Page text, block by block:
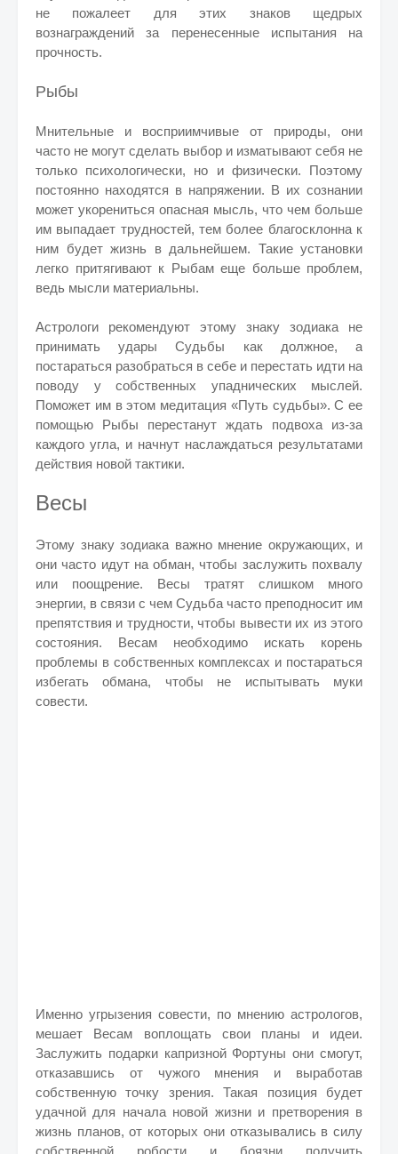
не пожалеет для этих знаков щедрых
вознаграждений за перенесенные испытания на
прочность.
Рыбы
Мнительные и восприимчивые от природы, они
часто не могут сделать выбор и изматывают себя не
только психологически, но и физически. Поэтому
постоянно находятся в напряжении. В их сознании
может укорениться опасная мысль, что чем больше
им выпадает трудностей, тем более благосклонна к
ним будет жизнь в дальнейшем. Такие установки
легко притягивают к Рыбам еще больше проблем,
ведь мысли материальны.
Астрологи рекомендуют этому знаку зодиака не
принимать удары Судьбы как должное, а
постараться разобраться в себе и перестать идти на
поводу у собственных упаднических мыслей.
Поможет им в этом медитация «Путь судьбы». С ее
помощью Рыбы перестанут ждать подвоха из-за
каждого угла, и начнут наслаждаться результатами
действия новой тактики.
Весы
Этому знаку зодиака важно мнение окружающих, и
они часто идут на обман, чтобы заслужить похвалу
или поощрение. Весы тратят слишком много
энергии, в связи с чем Судьба часто преподносит им
препятствия и трудности, чтобы вывести их из этого
состояния. Весам необходимо искать корень
проблемы в собственных комплексах и постараться
избегать обмана, чтобы не испытывать муки
совести.
Именно угрызения совести, по мнению астрологов,
мешает Весам воплощать свои планы и идеи.
Заслужить подарки капризной Фортуны они смогут,
отказавшись от чужого мнения и выработав
собственную точку зрения. Такая позиция будет
удачной для начала новой жизни и претворения в
жизнь планов, от которых они отказывались в силу
собственной робости и боязни получить